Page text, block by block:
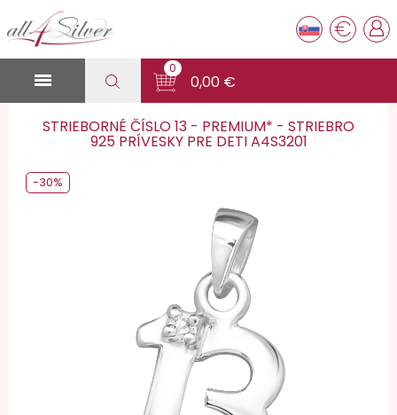
€

0
0,00 €
STRIEBORNÉ ČÍSLO 13 - PREMIUM* - STRIEBRO
925 PRÍVESKY PRE DETI A4S3201
-30%